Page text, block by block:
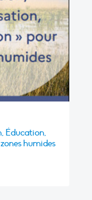
Éducation,
humides